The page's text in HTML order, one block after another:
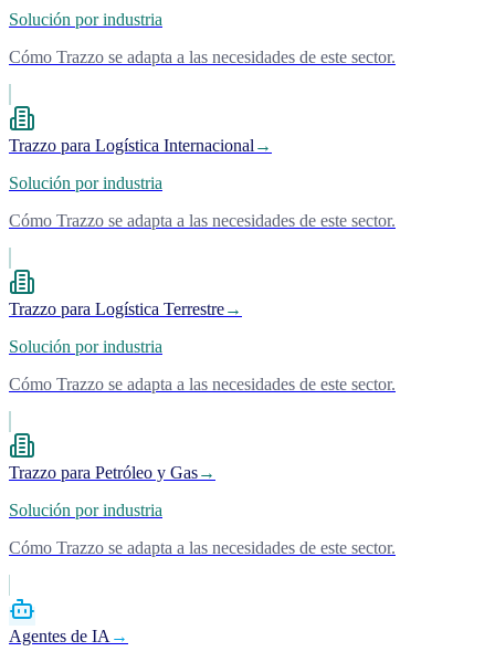
Solución por industria
Cómo Trazzo se adapta a las necesidades de este sector.
Trazzo para Logística Internacional →
Solución por industria
Cómo Trazzo se adapta a las necesidades de este sector.
Trazzo para Logística Terrestre→
Solución por industria
Cómo Trazzo se adapta a las necesidades de este sector.
Trazzo para Petróleo y Gas→
Solución por industria
Cómo Trazzo se adapta a las necesidades de este sector.
Agentes de IA →